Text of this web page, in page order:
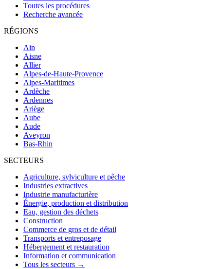
Toutes les procédures
Recherche avancée
RÉGIONS
Ain
Aisne
Allier
Alpes-de-Haute-Provence
Alpes-Maritimes
Ardèche
Ardennes
Ariège
Aube
Aude
Aveyron
Bas-Rhin
SECTEURS
Agriculture, sylviculture et pêche
Industries extractives
Industrie manufacturière
Énergie, production et distribution
Eau, gestion des déchets
Construction
Commerce de gros et de détail
Transports et entreposage
Hébergement et restauration
Information et communication
Tous les secteurs →